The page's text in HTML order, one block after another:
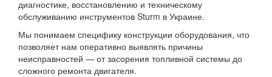
диагностике, восстановлению и техническому
обслуживанию инструментов Sturm в Украине.
Мы понимаем специфику конструкции оборудования, что
позволяет нам оперативно выявлять причины
неисправностей — от засорения топливной системы до
сложного ремонта двигателя.